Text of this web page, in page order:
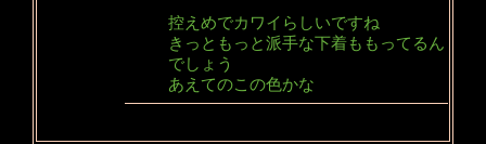
控えめでカワイらしいですね
きっともっと派手な下着ももってるん
でしょう
あえてのこの色かな